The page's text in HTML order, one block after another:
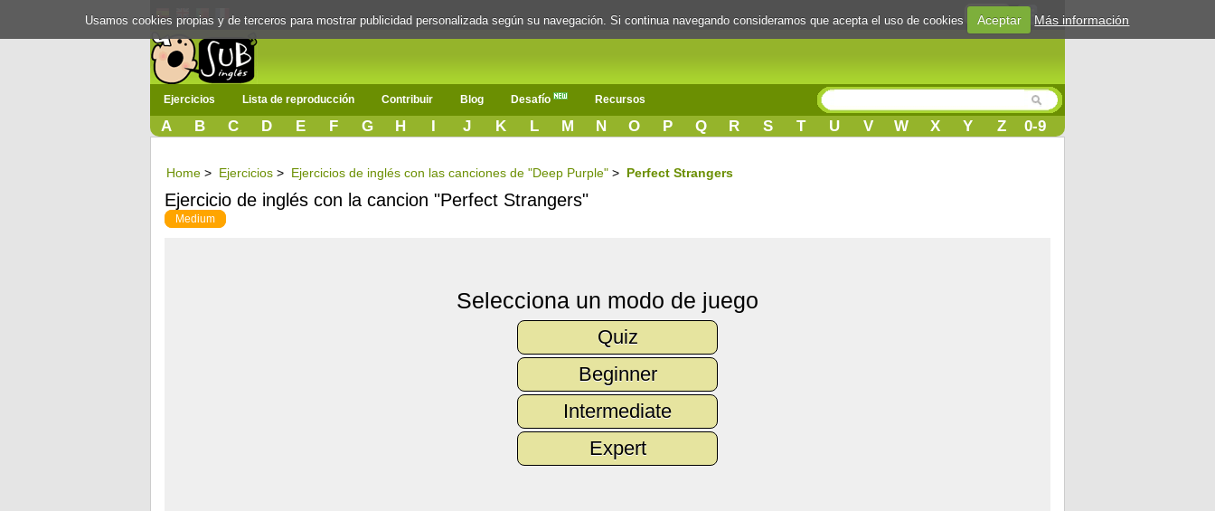
Login
Ejercicios Lista de reproducción Contribuir Blog Desafío Recursos
A B C D E F G H I J K L M N O P Q R S T U V W X Y Z 0-9
Home > Ejercicios > Ejercicios de inglés con las canciones de "Deep Purple" > Perfect Strangers
Ejercicio de inglés con la cancion "Perfect Strangers"
Medium
Selecciona un modo de juego
Quiz
Beginner
Intermediate
Expert
Usamos cookies propias y de terceros para mostrar publicidad personalizada según su navegación. Si continua navegando consideramos que acepta el uso de cookies Aceptar Más información